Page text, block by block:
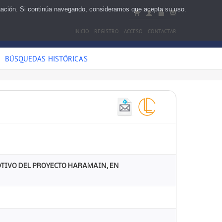
INICIO REGISTRO ACCESO CONTACTAR
BÚSQUEDAS HISTÓRICAS
DEL PROYECTO HARAMAIN, EN
Si continúa navegando, consideramos que acepta su uso.